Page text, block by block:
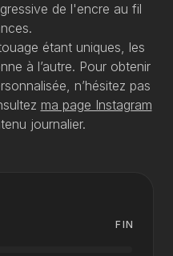
de l'encre au fil
étant uniques, les
à l’autre. Pour obtenir
n’hésitez pas
ma page Instagram
journalier.
FIN